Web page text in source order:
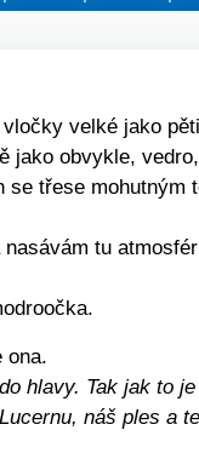
velké jako
jako obvykle, vedro,
se třese mohutným
tu
ona.
hlavy. Tak jak to
náš ples a